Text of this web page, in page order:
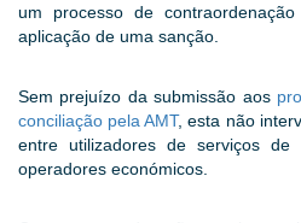
um processo de
aplicação de uma sanção.
Sem prejuízo da submissão aos
conciliação pela AMT, esta não
entre utilizadores de serviços
operadores económicos.